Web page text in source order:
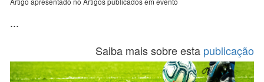
...
Saiba mais sobre esta publicação